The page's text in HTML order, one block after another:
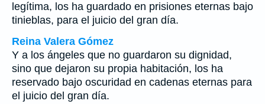
legítima, los ha guardado en prisiones eternas bajo
tinieblas, para el juicio del gran día.
Reina Valera Gómez
Y a los ángeles que no guardaron su dignidad,
sino que dejaron su propia habitación, los ha
reservado bajo oscuridad en cadenas eternas para
el juicio del gran día.